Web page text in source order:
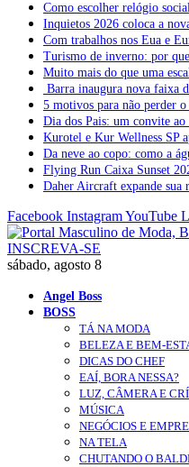
Como escolher relógio
Inquietos 2026 coloca a
Com trabalhos nos Eua e
Turismo de inverno: por
Muito mais do que uma
Barra inaugura nova faixa
5 motivos para não perder
Dia dos Pais: um convite
Kurotel e Kur Wellness SP
Da neve ao copo: como a
Flying Run Caixa Sunset
Daher Aircraft expande sua
Facebook InstagramYouTube
INSCREVA-SE
sábado, agosto 8
Angel Boss
BOSS
TÁ NA MODA
BELEZA E BEM-
DICAS DO CHEF
EAÍ, BORA NESSA?
LUZ, CÂMERA E
MÚSICA
NEGÓCIOS E
NA TELA
CHUTANDO O